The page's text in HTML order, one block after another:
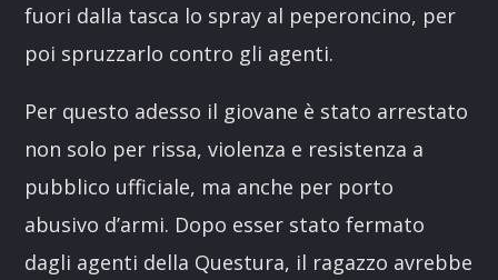
fuori dalla tasca lo spray al peperoncino, per
poi spruzzarlo contro gli agenti.
Per questo adesso il giovane è stato arrestato
non solo per rissa, violenza e resistenza a
pubblico ufficiale, ma anche per porto
abusivo d’armi. Dopo esser stato fermato
dagli agenti della Questura, il ragazzo avrebbe